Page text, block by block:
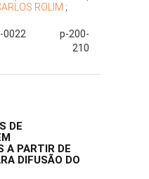
ROLIM ;
0022
p-200-
210
DE
A PARTIR DE
DIFUSÃO DO